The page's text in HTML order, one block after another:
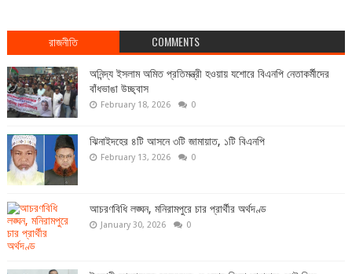
রাজনীতি COMMENTS
অনিন্দ্য ইসলাম অমিত প্রতিমন্ত্রী হওয়ায় যশোরে বিএনপি নেতাকর্মীদের
বাঁধভাঙা উচ্ছ্বাস
February 18, 2026 0
ঝিনাইদহের ৪টি আসনে ৩টি জামায়াত, ১টি বিএনপি
February 13, 2026 0
আচরণবিধি লঙ্ঘন, মনিরামপুরে চার প্রার্থীর অর্থদণ্ড
January 30, 2026 0